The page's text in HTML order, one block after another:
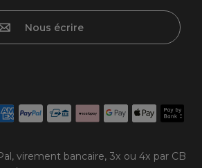
Nous écrire
virement bancaire, 3x ou 4x par CB